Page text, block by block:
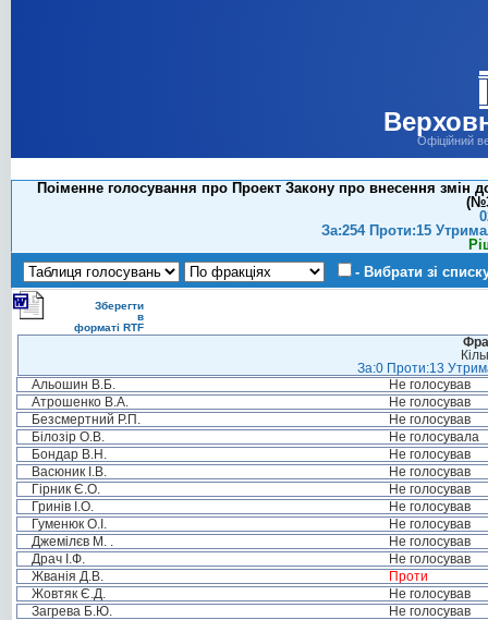
Офіційний
Поіменне голосування про Проект Закону про внесення змін
За:254 Проти:15
- Вибрати зі
Зберегти
в
форматі RTF
За:0 Проти:13
Альошин В.Б.
Не голосував
Атрошенко В.А.
Не голосував
Безсмертний Р.П.
Не голосував
Білозір О.В.
Не голосувала
Бондар В.Н.
Не голосував
Васюник І.В.
Не голосував
Гірник Є.О.
Не голосував
Гринів І.О.
Не голосував
Гуменюк О.І.
Не голосував
Джемілєв М. .
Не голосував
Драч І.Ф.
Не голосував
Жванія Д.В.
Проти
Жовтяк Є.Д.
Не голосував
Загрева Б.Ю.
Не голосував